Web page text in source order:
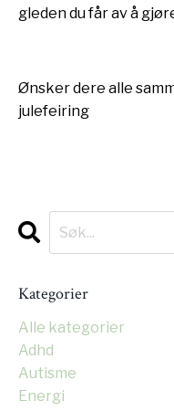
gleden du får av å
Ønsker dere alle
julefeiring
Kategorier
Alle kategorier
Adhd
Autisme
Energi